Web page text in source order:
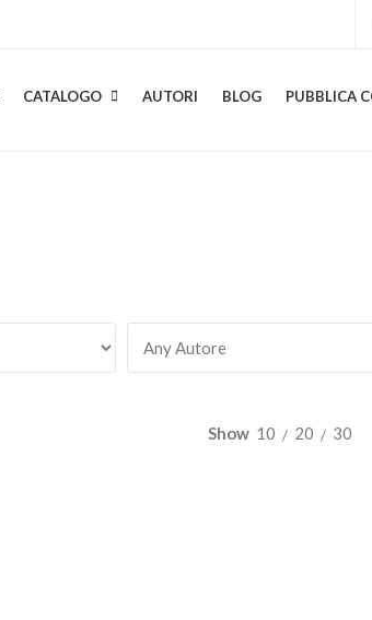
CATALOGO AUTORI BLOG PUBBLICA
Show 10 20 30